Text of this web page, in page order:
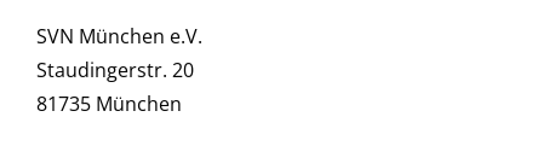
SVN München e.V.
Staudingerstr. 20
81735 München